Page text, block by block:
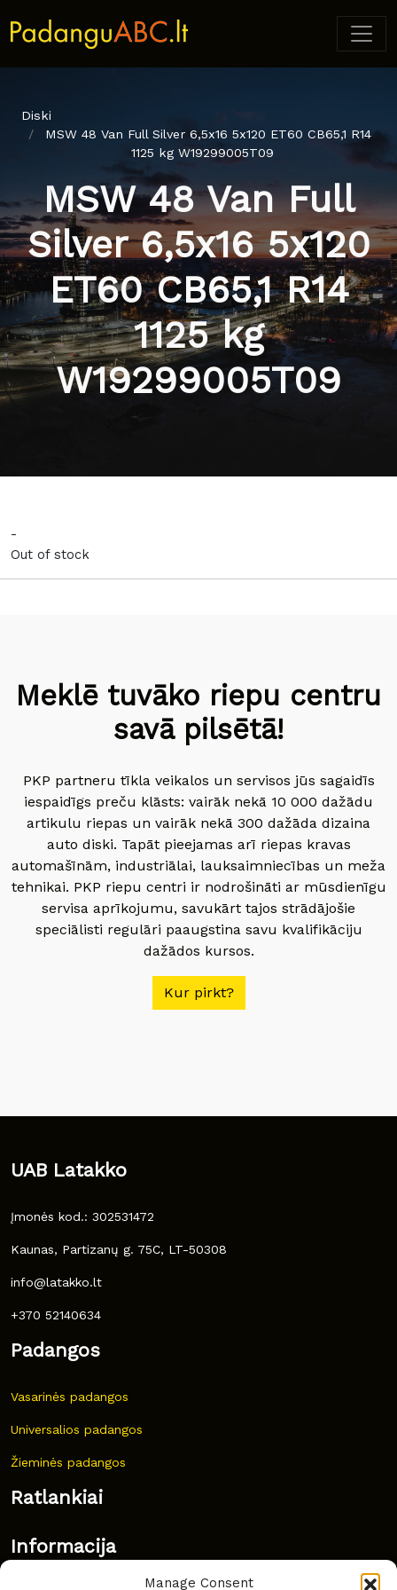
Manage Consent
Diski
MSW 48 Van Full Silver 6,5x16 5x120 ET60 CB65,1 R14
1125 kg W19299005T09
MSW 48 Van Full
Silver 6,5x16 5x120
ET60 CB65,1 R14
1125 kg
W19299005T09
-
Out of stock
Meklē tuvāko riepu centru
savā pilsētā!
PKP partneru tīkla veikalos un servisos jūs sagaidīs
iespaidīgs preču klāsts: vairāk nekā 10 000 dažādu
artikulu riepas un vairāk nekā 300 dažāda dizaina
auto diski. Tapāt pieejamas arī riepas kravas
automašīnām, industriālai, lauksaimniecības un meža
tehnikai. PKP riepu centri ir nodrošināti ar mūsdienīgu
servisa aprīkojumu, savukārt tajos strādājošie
speciālisti regulāri paaugstina savu kvalifikāciju
dažādos kursos.
Kur pirkt?
UAB Latakko
Įmonės kod.: 302531472
Kaunas, Partizanų g. 75C, LT-50308
info@latakko.lt
+370 52140634
Padangos
Vasarinės padangos
Universalios padangos
Žieminės padangos
Ratlankiai
Informacija